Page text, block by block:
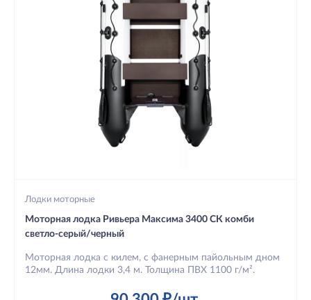
Лодки моторные
Моторная лодка Ривьера Максима 3400 СК комби
светло-серый/черный
Моторная лодка с килем, с фанерным пайольным дном
12мм. Длина лодки 3,4 м. Толщина ПВХ 1100 г/м².